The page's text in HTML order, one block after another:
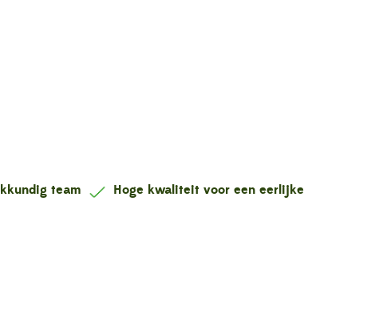
team
Hoge kwaliteit voor een eerlijke